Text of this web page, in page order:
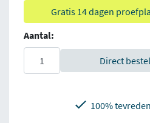
Gratis 14 dagen
Aantal:
Direct
100%